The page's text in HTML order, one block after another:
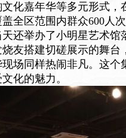
化嘉年华等多元形式
全区范围内群众600人
天还举办了小明星艺术馆
友搭建切磋展示的舞
场同样热闹非凡。这
化的魅力。